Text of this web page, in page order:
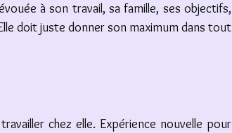
à son travail, sa famille, ses objectifs,
doit juste donner son maximum dans tout
chez elle. Expérience nouvelle pour